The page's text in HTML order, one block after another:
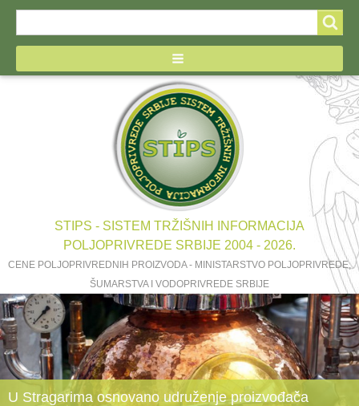
Search
form
STIPS - SISTEM TRŽIŠNIH INFORMACIJA
POLJOPRIVREDE SRBIJE 2004 - 2026.
CENE POLJOPRIVREDNIH PROIZVODA - MINISTARSTVO POLJOPRIVREDE,
ŠUMARSTVA I VODOPRIVREDE SRBIJE
U Stragarima osnovano udruženje proizvođača